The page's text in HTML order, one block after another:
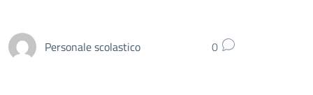
Personale scolastico 0